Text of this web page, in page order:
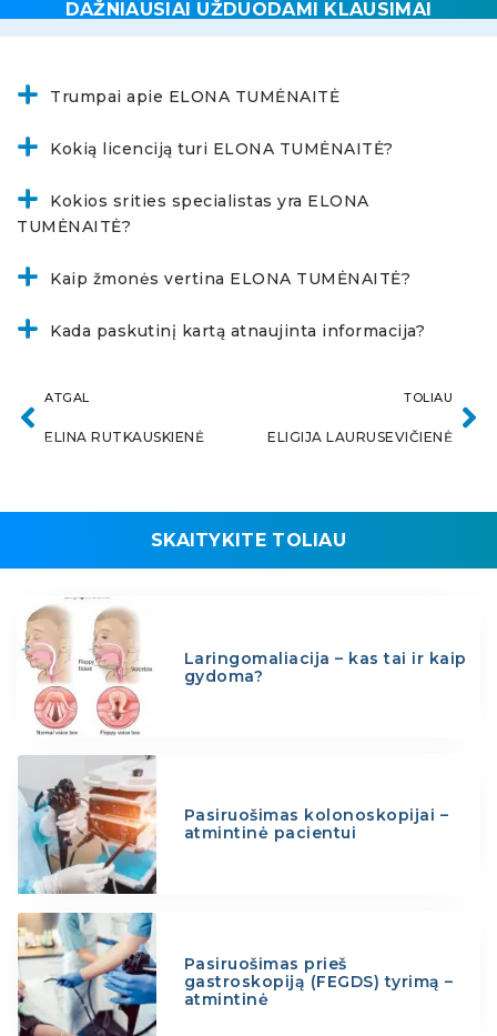
DAŽNIAUSIAI UŽDUODAMI KLAUSIMAI
Trumpai apie ELONA TUMĖNAITĖ
Kokią licenciją turi ELONA TUMĖNAITĖ?
Kokios srities specialistas yra ELONA
TUMĖNAITĖ?
Kaip žmonės vertina ELONA TUMĖNAITĖ?
Kada paskutinį kartą atnaujinta informacija?
ATGAL
ELINA RUTKAUSKIENĖ
TOLIAU
ELIGIJA LAURUSEVIČIENĖ
SKAITYKITE TOLIAU
Laringomaliacija – kas tai ir kaip
gydoma?
Pasiruošimas kolonoskopijai –
atmintinė pacientui
Pasiruošimas prieš
gastroskopiją (FEGDS) tyrimą –
atmintinė